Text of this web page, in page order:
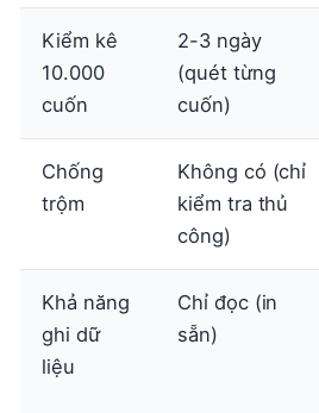
Kiểm kê
10.000
cuốn
2-3 ngày
(quét từng
cuốn)
Chống
trộm
Không có (chỉ
kiểm tra thủ
công)
Khả năng
ghi dữ
liệu
Chỉ đọc (in
sẵn)